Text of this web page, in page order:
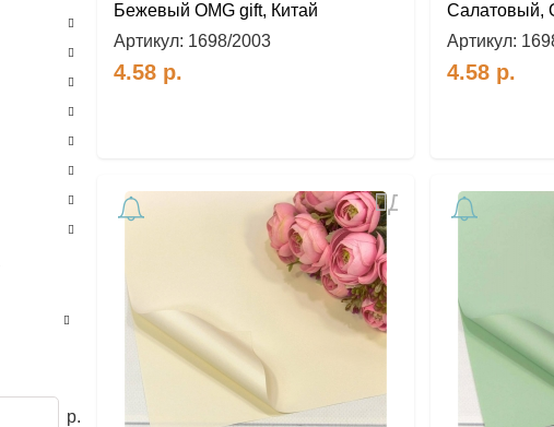
р.
Бежевый OMG gift, Китай
Артикул: 1698/2003
4.58 р.
Салатовый,
Артикул:
4.58 р.
Добавить
в
избранное